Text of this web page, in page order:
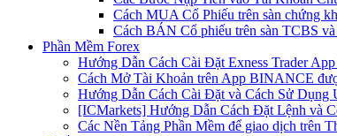
Cách MUA Cổ Phiếu trên sàn chứng
Cách BÁN Cổ phiếu trên sàn TCBS
Phần Mềm Forex
Hướng Dẫn Cách Cài Đặt Exness Trader
Cách Mở Tài Khoản trên App BINANCE
Hướng Dẫn Cách Cài Đặt và Cách Sử
[ICMarkets] Hướng Dẫn Cách Đặt Lệnh và
Các Nền Tảng Phần Mềm để giao dịch trên